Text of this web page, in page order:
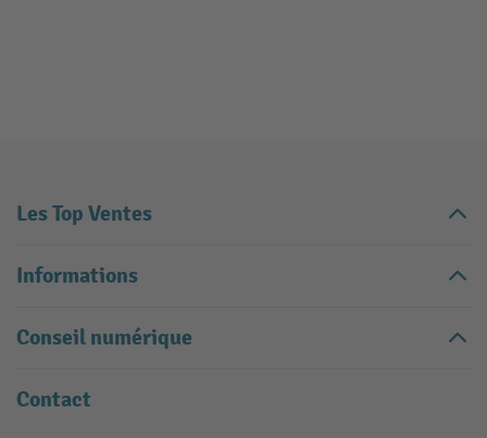
Les Top Ventes
Informations
Conseil numérique
Contact